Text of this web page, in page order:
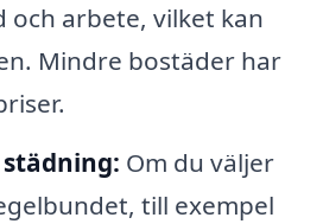
och arbete, vilket kan
Mindre bostäder har
städning: Om du väljer
till exempel